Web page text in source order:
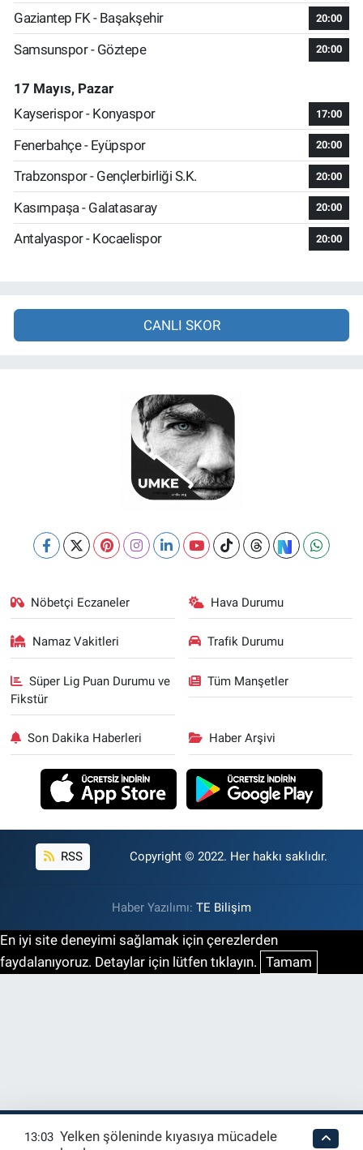
Gaziantep FK - Başakşehir 20:00
Samsunspor - Göztepe 20:00
17 Mayıs, Pazar
Kayserispor - Konyaspor
17:00
Fenerbahçe - Eyüpspor 20:00
Trabzonspor - Gençlerbirliği S.K. 20:00
Kasımpaşa - Galatasaray 20:00
Antalyaspor - Kocaelispor 20:00
CANLI SKOR
Nöbetçi Eczaneler Hava Durumu
Namaz Vakitleri Trafik Durumu
Süper Lig Puan Durumu ve
Fikstür
Tüm Manşetler
Son Dakika Haberleri Haber Arşivi
RSS Copyright © 2022. Her hakkı saklıdır.
Haber Yazılımı: TE Bilişim
En iyi site deneyimi sağlamak için çerezlerden
faydalanıyoruz. Detaylar için lütfen tıklayın. Tamam
13:03 Yelken şöleninde kıyasıya mücadele